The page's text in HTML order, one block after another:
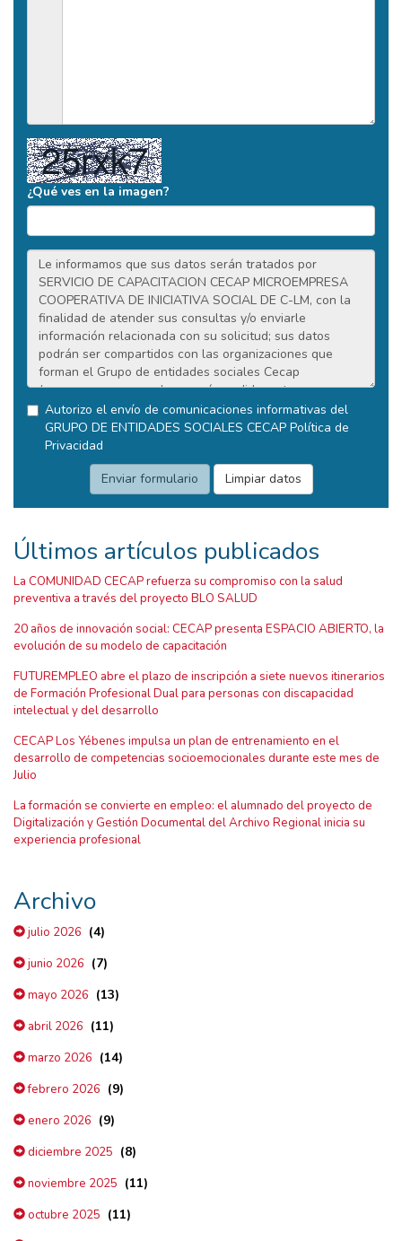
¿Qué ves en la imagen?
Autorizo el envío de comunicaciones informativas del
GRUPO DE ENTIDADES SOCIALES CECAP Política de
Privacidad
Últimos artículos publicados
La COMUNIDAD CECAP refuerza su compromiso con la salud
preventiva a través del proyecto BLO SALUD
20 años de innovación social: CECAP presenta ESPACIO ABIERTO, la
evolución de su modelo de capacitación
FUTUREMPLEO abre el plazo de inscripción a siete nuevos itinerarios
de Formación Profesional Dual para personas con discapacidad
intelectual y del desarrollo
CECAP Los Yébenes impulsa un plan de entrenamiento en el
desarrollo de competencias socioemocionales durante este mes de
Julio
La formación se convierte en empleo: el alumnado del proyecto de
Digitalización y Gestión Documental del Archivo Regional inicia su
experiencia profesional
Archivo
julio 2026 (4)
junio 2026 (7)
mayo 2026 (13)
abril 2026 (11)
marzo 2026 (14)
febrero 2026 (9)
enero 2026 (9)
diciembre 2025 (8)
noviembre 2025 (11)
octubre 2025 (11)